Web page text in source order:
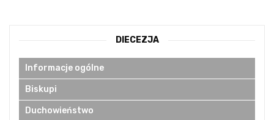
DIECEZJA
Informacje ogólne
Biskupi
Duchowieństwo